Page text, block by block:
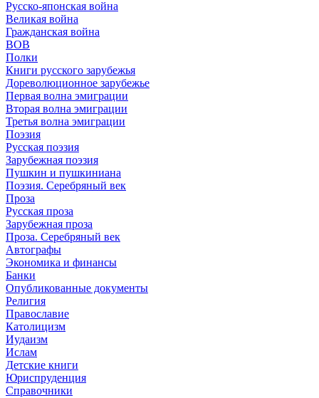
Русско-японская война
Великая война
Гражданская война
ВОВ
Полки
Книги русского зарубежья
Дореволюционное зарубежье
Первая волна эмиграции
Вторая волна эмиграции
Третья волна эмиграции
Поэзия
Русская поэзия
Зарубежная поэзия
Пушкин и пушкиниана
Поэзия. Серебряный век
Проза
Русская проза
Зарубежная проза
Проза. Серебряный век
Автографы
Экономика и финансы
Банки
Опубликованные документы
Религия
Православие
Католицизм
Иудаизм
Ислам
Детские книги
Юриспруденция
Справочники